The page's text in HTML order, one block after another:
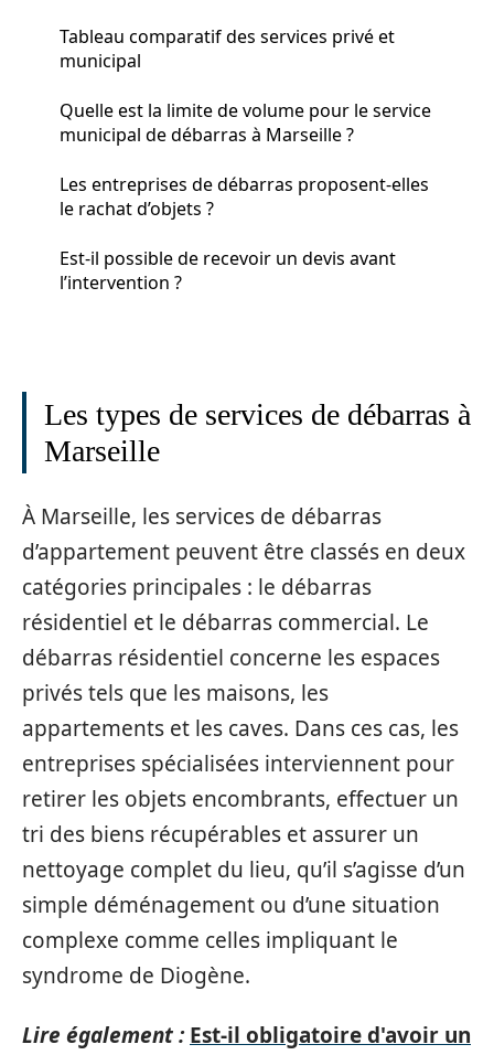
Tableau comparatif des services privé et
municipal
Quelle est la limite de volume pour le service
municipal de débarras à Marseille ?
Les entreprises de débarras proposent-elles
le rachat d’objets ?
Est-il possible de recevoir un devis avant
l’intervention ?
Les types de services de débarras à
Marseille
À Marseille, les services de débarras
d’appartement peuvent être classés en deux
catégories principales : le débarras
résidentiel et le débarras commercial. Le
débarras résidentiel concerne les espaces
privés tels que les maisons, les
appartements et les caves. Dans ces cas, les
entreprises spécialisées interviennent pour
retirer les objets encombrants, effectuer un
tri des biens récupérables et assurer un
nettoyage complet du lieu, qu’il s’agisse d’un
simple déménagement ou d’une situation
complexe comme celles impliquant le
syndrome de Diogène.
Lire également : Est-il obligatoire d'avoir un